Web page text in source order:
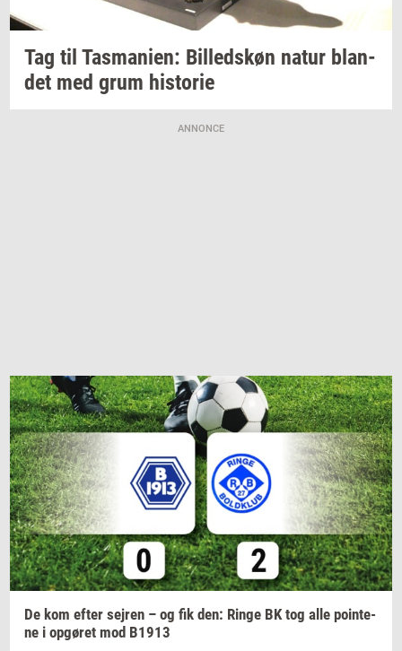
Tag til Tas­ma­ni­en: Bil­leds­køn natur blan­
det med grum hi­sto­rie
ANNONCE
De kom efter sej­ren – og fik den: Ringe BK tog alle po­in­te­
ne i op­gø­ret mod B1913